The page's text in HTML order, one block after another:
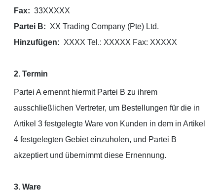
Fax: 33XXXXX
Partei B: XX Trading Company (Pte) Ltd.
Hinzufügen: XXXX Tel.: XXXXX Fax: XXXXX
2. Termin
Partei A ernennt hiermit Partei B zu ihrem
ausschließlichen Vertreter, um Bestellungen für die in
Artikel 3 festgelegte Ware von Kunden in dem in Artikel
4 festgelegten Gebiet einzuholen, und Partei B
akzeptiert und übernimmt diese Ernennung.
3. Ware